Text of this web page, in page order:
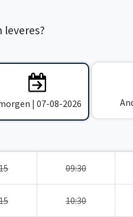
| 07-08-2026
09:30
10:30